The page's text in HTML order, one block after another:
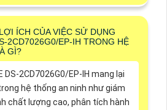
ÍCH CỦA VIỆC SỬ DỤNG
2CD7026G0/EP-IH TRONG HỆ
GÌ?
DS-2CD7026G0/EP-IH mang lại
hệ thống an ninh như giám
chất lượng cao, phân tích hành